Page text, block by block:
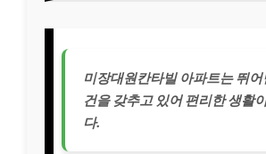
미장대원칸타빌 아파트는 뛰어
건을 갖추고 있어 편리한 생활
다.